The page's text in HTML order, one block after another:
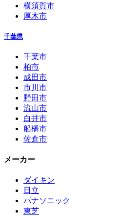
横須賀市
厚木市
千葉県
千葉市
柏市
成田市
市川市
野田市
流山市
白井市
船橋市
佐倉市
メーカー
ダイキン
日立
パナソニック
東芝